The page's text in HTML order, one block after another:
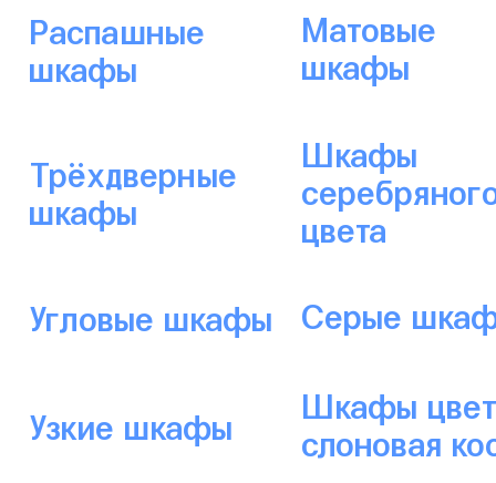
Распашные
шкафы
Матовые
шкафы
Трёхдверные
шкафы
Шкафы
цвета
Угловые шкафы Серые
Узкие шкафы
Шкафы
слоновая